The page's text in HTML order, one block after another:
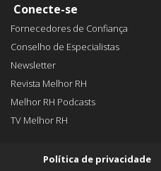
Conecte-se
Fornecedores de Confiança
Conselho de Especialistas
Newsletter
Revista Melhor RH
Melhor RH Podcasts
TV Melhor RH
Política de privacidade